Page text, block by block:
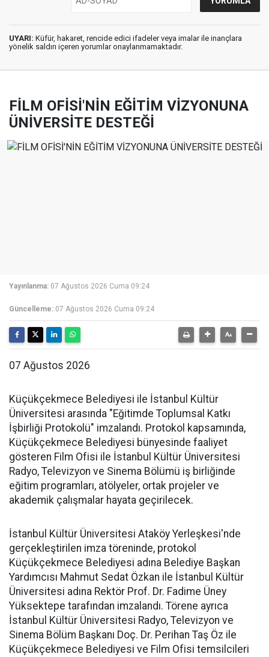
UYARI: Küfür, hakaret, rencide edici ifadeler veya imalar ile inançlara
yönelik saldırı içeren yorumlar onaylanmamaktadır.
FİLM OFİSİ'NİN EĞİTİM VİZYONUNA
ÜNİVERSİTE DESTEĞİ
Yayınlanma: 07 Ağustos 2026 Cuma 09:24
Güncelleme: 07 Ağustos 2026 Cuma 09:24
07 Ağustos 2026
Küçükçekmece Belediyesi ile İstanbul Kültür
Üniversitesi arasında "Eğitimde Toplumsal Katkı
İşbirliği Protokolü" imzalandı. Protokol kapsamında,
Küçükçekmece Belediyesi bünyesinde faaliyet
gösteren Film Ofisi ile İstanbul Kültür Üniversitesi
Radyo, Televizyon ve Sinema Bölümü iş birliğinde
eğitim programları, atölyeler, ortak projeler ve
akademik çalışmalar hayata geçirilecek.
İstanbul Kültür Üniversitesi Ataköy Yerleşkesi'nde
gerçekleştirilen imza töreninde, protokol
Küçükçekmece Belediyesi adına Belediye Başkan
Yardımcısı Mahmut Sedat Özkan ile İstanbul Kültür
Üniversitesi adına Rektör Prof. Dr. Fadime Üney
Yüksektepe tarafından imzalandı. Törene ayrıca
İstanbul Kültür Üniversitesi Radyo, Televizyon ve
Sinema Bölüm Başkanı Doç. Dr. Perihan Taş Öz ile
Küçükçekmece Belediyesi ve Film Ofisi temsilcileri